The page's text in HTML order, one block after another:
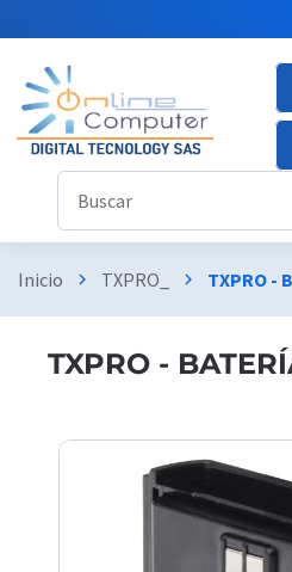
Inicio chevron_right TXPRO_ chevron_right TXPRO -
TXPRO -